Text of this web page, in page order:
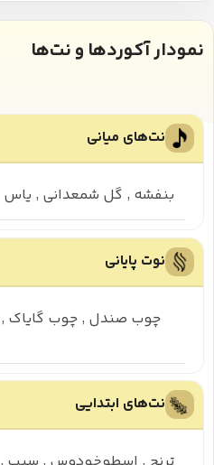
نمودار آکوردها و نت‌ها
نت‌های میانی
بنفشه , گل شمعدانی , یاس
نوت پایانی
چوب صندل , چوب گایاک ,
نت‌های ابتدایی